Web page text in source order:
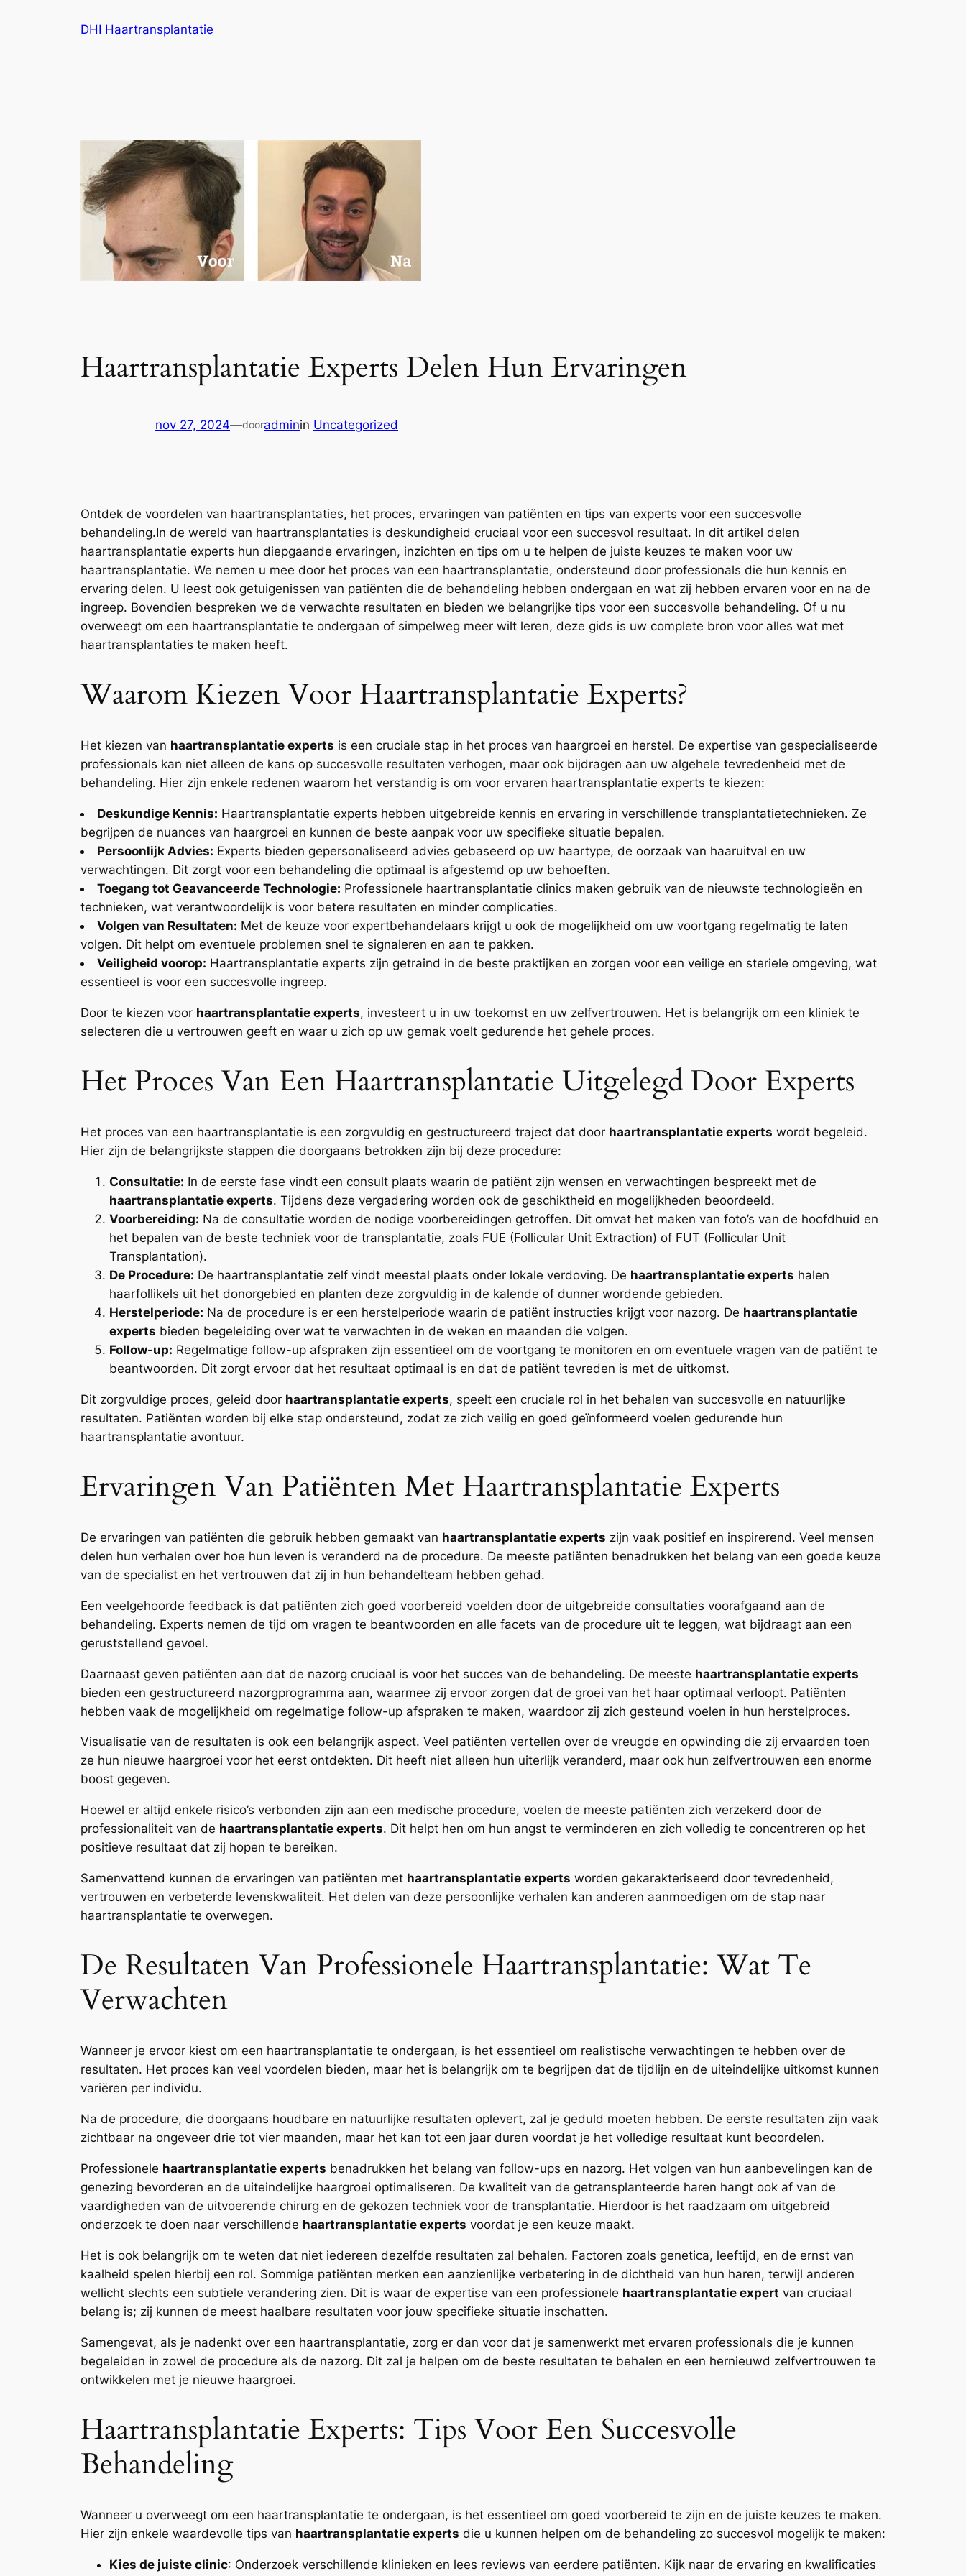
DHI Haartransplantatie
Haartransplantatie Experts Delen Hun Ervaringen
nov 27, 2024—dooradminin Uncategorized
Ontdek de voordelen van haartransplantaties, het proces, ervaringen van patiënten en tips van experts voor een succesvolle
behandeling.In de wereld van haartransplantaties is deskundigheid cruciaal voor een succesvol resultaat. In dit artikel delen
haartransplantatie experts hun diepgaande ervaringen, inzichten en tips om u te helpen de juiste keuzes te maken voor uw
haartransplantatie. We nemen u mee door het proces van een haartransplantatie, ondersteund door professionals die hun kennis en
ervaring delen. U leest ook getuigenissen van patiënten die de behandeling hebben ondergaan en wat zij hebben ervaren voor en na de
ingreep. Bovendien bespreken we de verwachte resultaten en bieden we belangrijke tips voor een succesvolle behandeling. Of u nu
overweegt om een haartransplantatie te ondergaan of simpelweg meer wilt leren, deze gids is uw complete bron voor alles wat met
haartransplantaties te maken heeft.
Waarom Kiezen Voor Haartransplantatie Experts?
Het kiezen van haartransplantatie experts is een cruciale stap in het proces van haargroei en herstel. De expertise van gespecialiseerde
professionals kan niet alleen de kans op succesvolle resultaten verhogen, maar ook bijdragen aan uw algehele tevredenheid met de
behandeling. Hier zijn enkele redenen waarom het verstandig is om voor ervaren haartransplantatie experts te kiezen:
Deskundige Kennis: Haartransplantatie experts hebben uitgebreide kennis en ervaring in verschillende transplantatietechnieken. Ze
begrijpen de nuances van haargroei en kunnen de beste aanpak voor uw specifieke situatie bepalen.
Persoonlijk Advies: Experts bieden gepersonaliseerd advies gebaseerd op uw haartype, de oorzaak van haaruitval en uw
verwachtingen. Dit zorgt voor een behandeling die optimaal is afgestemd op uw behoeften.
Toegang tot Geavanceerde Technologie: Professionele haartransplantatie clinics maken gebruik van de nieuwste technologieën en
technieken, wat verantwoordelijk is voor betere resultaten en minder complicaties.
Volgen van Resultaten: Met de keuze voor expertbehandelaars krijgt u ook de mogelijkheid om uw voortgang regelmatig te laten
volgen. Dit helpt om eventuele problemen snel te signaleren en aan te pakken.
Veiligheid voorop: Haartransplantatie experts zijn getraind in de beste praktijken en zorgen voor een veilige en steriele omgeving, wat
essentieel is voor een succesvolle ingreep.
Door te kiezen voor haartransplantatie experts, investeert u in uw toekomst en uw zelfvertrouwen. Het is belangrijk om een kliniek te
selecteren die u vertrouwen geeft en waar u zich op uw gemak voelt gedurende het gehele proces.
Het Proces Van Een Haartransplantatie Uitgelegd Door Experts
Het proces van een haartransplantatie is een zorgvuldig en gestructureerd traject dat door haartransplantatie experts wordt begeleid.
Hier zijn de belangrijkste stappen die doorgaans betrokken zijn bij deze procedure:
Consultatie: In de eerste fase vindt een consult plaats waarin de patiënt zijn wensen en verwachtingen bespreekt met de
haartransplantatie experts. Tijdens deze vergadering worden ook de geschiktheid en mogelijkheden beoordeeld.
Voorbereiding: Na de consultatie worden de nodige voorbereidingen getroffen. Dit omvat het maken van foto’s van de hoofdhuid en
het bepalen van de beste techniek voor de transplantatie, zoals FUE (Follicular Unit Extraction) of FUT (Follicular Unit
Transplantation).
De Procedure: De haartransplantatie zelf vindt meestal plaats onder lokale verdoving. De haartransplantatie experts halen
haarfollikels uit het donorgebied en planten deze zorgvuldig in de kalende of dunner wordende gebieden.
Herstelperiode: Na de procedure is er een herstelperiode waarin de patiënt instructies krijgt voor nazorg. De haartransplantatie
experts bieden begeleiding over wat te verwachten in de weken en maanden die volgen.
Follow-up: Regelmatige follow-up afspraken zijn essentieel om de voortgang te monitoren en om eventuele vragen van de patiënt te
beantwoorden. Dit zorgt ervoor dat het resultaat optimaal is en dat de patiënt tevreden is met de uitkomst.
Dit zorgvuldige proces, geleid door haartransplantatie experts, speelt een cruciale rol in het behalen van succesvolle en natuurlijke
resultaten. Patiënten worden bij elke stap ondersteund, zodat ze zich veilig en goed geïnformeerd voelen gedurende hun
haartransplantatie avontuur.
Ervaringen Van Patiënten Met Haartransplantatie Experts
De ervaringen van patiënten die gebruik hebben gemaakt van haartransplantatie experts zijn vaak positief en inspirerend. Veel mensen
delen hun verhalen over hoe hun leven is veranderd na de procedure. De meeste patiënten benadrukken het belang van een goede keuze
van de specialist en het vertrouwen dat zij in hun behandelteam hebben gehad.
Een veelgehoorde feedback is dat patiënten zich goed voorbereid voelden door de uitgebreide consultaties voorafgaand aan de
behandeling. Experts nemen de tijd om vragen te beantwoorden en alle facets van de procedure uit te leggen, wat bijdraagt aan een
geruststellend gevoel.
Daarnaast geven patiënten aan dat de nazorg cruciaal is voor het succes van de behandeling. De meeste haartransplantatie experts
bieden een gestructureerd nazorgprogramma aan, waarmee zij ervoor zorgen dat de groei van het haar optimaal verloopt. Patiënten
hebben vaak de mogelijkheid om regelmatige follow-up afspraken te maken, waardoor zij zich gesteund voelen in hun herstelproces.
Visualisatie van de resultaten is ook een belangrijk aspect. Veel patiënten vertellen over de vreugde en opwinding die zij ervaarden toen
ze hun nieuwe haargroei voor het eerst ontdekten. Dit heeft niet alleen hun uiterlijk veranderd, maar ook hun zelfvertrouwen een enorme
boost gegeven.
Hoewel er altijd enkele risico’s verbonden zijn aan een medische procedure, voelen de meeste patiënten zich verzekerd door de
professionaliteit van de haartransplantatie experts. Dit helpt hen om hun angst te verminderen en zich volledig te concentreren op het
positieve resultaat dat zij hopen te bereiken.
Samenvattend kunnen de ervaringen van patiënten met haartransplantatie experts worden gekarakteriseerd door tevredenheid,
vertrouwen en verbeterde levenskwaliteit. Het delen van deze persoonlijke verhalen kan anderen aanmoedigen om de stap naar
haartransplantatie te overwegen.
De Resultaten Van Professionele Haartransplantatie: Wat Te
Verwachten
Wanneer je ervoor kiest om een haartransplantatie te ondergaan, is het essentieel om realistische verwachtingen te hebben over de
resultaten. Het proces kan veel voordelen bieden, maar het is belangrijk om te begrijpen dat de tijdlijn en de uiteindelijke uitkomst kunnen
variëren per individu.
Na de procedure, die doorgaans houdbare en natuurlijke resultaten oplevert, zal je geduld moeten hebben. De eerste resultaten zijn vaak
zichtbaar na ongeveer drie tot vier maanden, maar het kan tot een jaar duren voordat je het volledige resultaat kunt beoordelen.
Professionele haartransplantatie experts benadrukken het belang van follow-ups en nazorg. Het volgen van hun aanbevelingen kan de
genezing bevorderen en de uiteindelijke haargroei optimaliseren. De kwaliteit van de getransplanteerde haren hangt ook af van de
vaardigheden van de uitvoerende chirurg en de gekozen techniek voor de transplantatie. Hierdoor is het raadzaam om uitgebreid
onderzoek te doen naar verschillende haartransplantatie experts voordat je een keuze maakt.
Het is ook belangrijk om te weten dat niet iedereen dezelfde resultaten zal behalen. Factoren zoals genetica, leeftijd, en de ernst van
kaalheid spelen hierbij een rol. Sommige patiënten merken een aanzienlijke verbetering in de dichtheid van hun haren, terwijl anderen
wellicht slechts een subtiele verandering zien. Dit is waar de expertise van een professionele haartransplantatie expert van cruciaal
belang is; zij kunnen de meest haalbare resultaten voor jouw specifieke situatie inschatten.
Samengevat, als je nadenkt over een haartransplantatie, zorg er dan voor dat je samenwerkt met ervaren professionals die je kunnen
begeleiden in zowel de procedure als de nazorg. Dit zal je helpen om de beste resultaten te behalen en een hernieuwd zelfvertrouwen te
ontwikkelen met je nieuwe haargroei.
Haartransplantatie Experts: Tips Voor Een Succesvolle
Behandeling
Wanneer u overweegt om een haartransplantatie te ondergaan, is het essentieel om goed voorbereid te zijn en de juiste keuzes te maken.
Hier zijn enkele waardevolle tips van haartransplantatie experts die u kunnen helpen om de behandeling zo succesvol mogelijk te maken:
Kies de juiste clinic: Onderzoek verschillende klinieken en lees reviews van eerdere patiënten. Kijk naar de ervaring en kwalificaties